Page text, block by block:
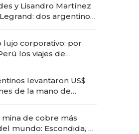
"fast premium"
y Lisandro Martínez
dos argentinos
lujo corporativo: por
los viajes de
en experiencias
levantaron US$
de la mano de
mina de cobre más
mundo: Escondida, el